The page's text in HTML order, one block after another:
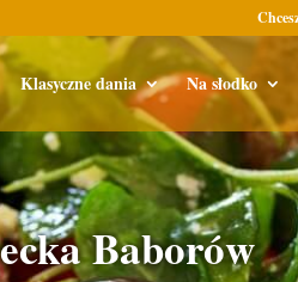
Klasyczne dania Na słodko
Baborów